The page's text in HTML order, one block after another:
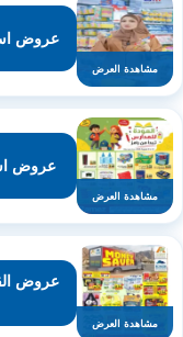
مشاهدة العرض
عروض
مشاهدة العرض
عروض اسواق
مشاهدة العرض